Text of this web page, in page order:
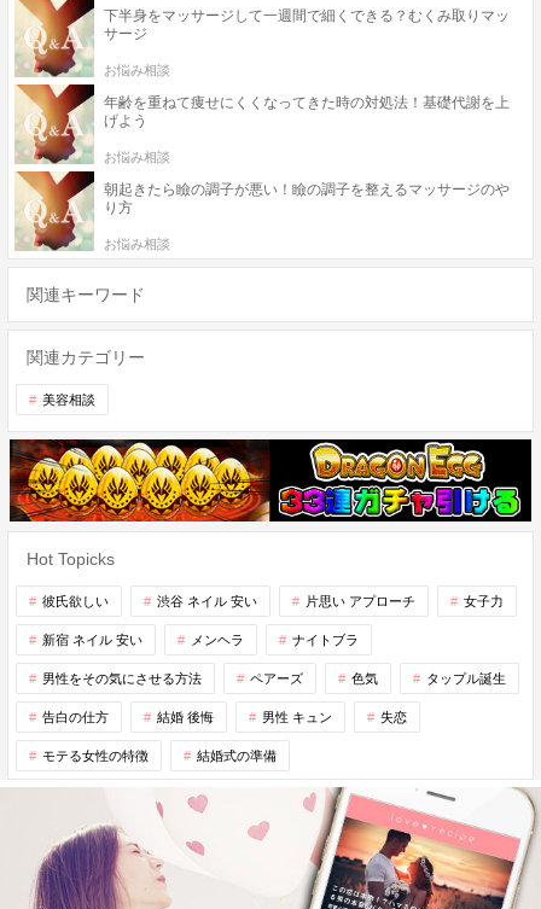
下半身をマッサージして一週間で細くできる？むくみ取りマッ
サージ
お悩み相談
年齢を重ねて痩せにくくなってきた時の対処法！基礎代謝を上
げよう
お悩み相談
朝起きたら瞼の調子が悪い！瞼の調子を整えるマッサージのや
り方
お悩み相談
関連キーワード
関連カテゴリー
美容相談
Hot Topicks
彼氏欲しい 渋谷 ネイル 安い 片思い アプローチ 女子力
新宿 ネイル 安い メンヘラ ナイトブラ
男性をその気にさせる方法 ペアーズ 色気 タップル誕生
告白の仕方 結婚 後悔 男性 キュン 失恋
モテる女性の特徴 結婚式の準備